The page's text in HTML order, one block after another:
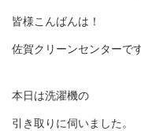
皆様こんばんは！
佐賀クリーンセンターで
本日は洗濯機の
引き取りに伺いました。